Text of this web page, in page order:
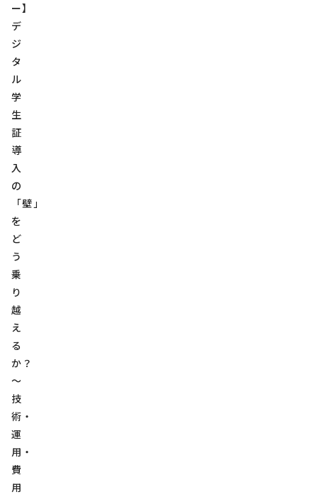
ー】
デ
ジ
タ
ル
学
生
証
導
入
の
「壁」
を
ど
う
乗
り
越
え
る
か？
～
技
術・
運
用・
費
用